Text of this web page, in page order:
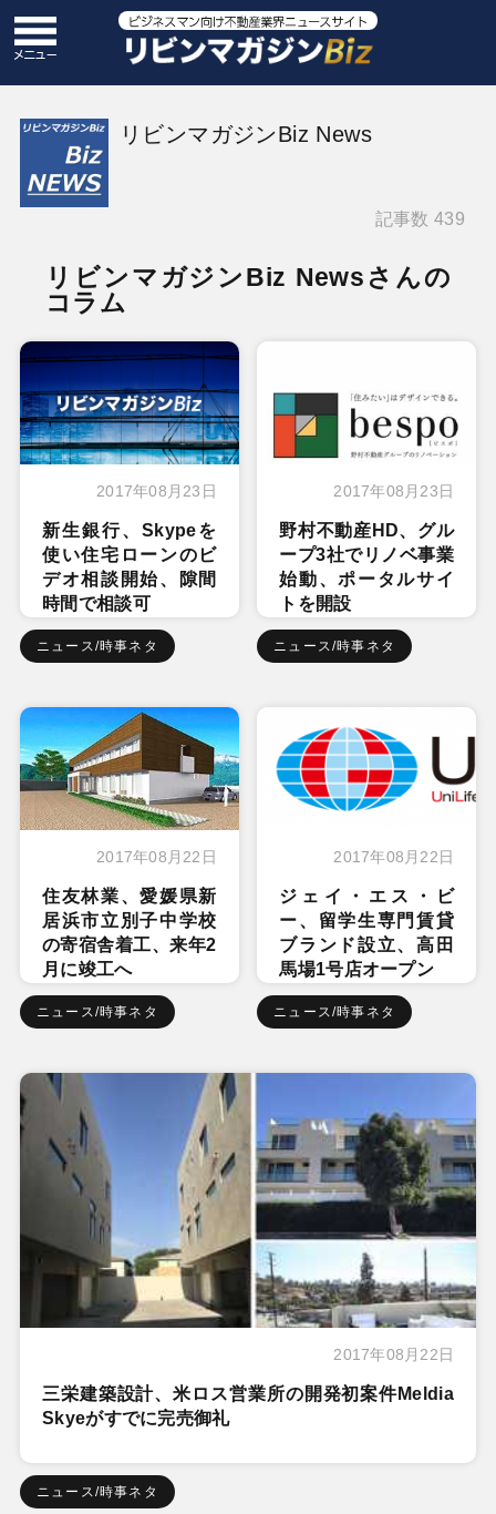
リビンマガジンBiz News
記事数 439
リビンマガジンBiz Newsさんの
コラム
2017年08月23日
新生銀行、Skypeを
使い住宅ローンのビ
デオ相談開始、隙間
時間で相談可
ニュース/時事ネタ
2017年08月23日
野村不動産HD、グル
ープ3社でリノベ事業
始動、ポータルサイ
トを開設
ニュース/時事ネタ
2017年08月22日
住友林業、愛媛県新
居浜市立別子中学校
の寄宿舎着工、来年2
月に竣工へ
ニュース/時事ネタ
2017年08月22日
ジェイ・エス・ビ
ー、留学生専門賃貸
ブランド設立、高田
馬場1号店オープン
ニュース/時事ネタ
2017年08月22日
三栄建築設計、米ロス営業所の開発初案件Meldia
Skyeがすでに完売御礼
ニュース/時事ネタ